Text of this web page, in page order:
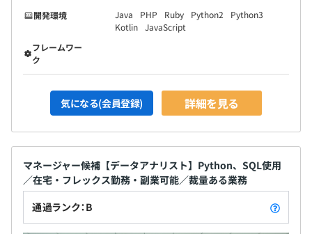
開発環境
Java PHP Ruby Python2
Python3
Kotlin JavaScript
フレームワー
ク
気になる(会員登録) 詳細を見る
マネージャー候補【データアナリスト】Python、SQL使用
／在宅・フレックス勤務・副業可能／裁量ある業務
通過ランク：B